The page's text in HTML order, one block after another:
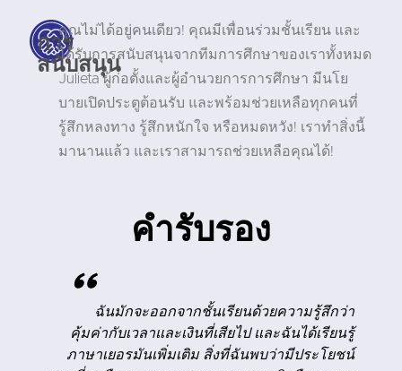
การ
สนับสนุน
คุณไม่ได้อยู่คนเดียว! คุณมีเพื่อนร่วมชั้นเรียน และ
ได้รับการสนับสนุนจากทีมการศึกษาของเราทั้งหมด
Julieta ผู้ก่อตั้งและผู้อำนวยการการศึกษา มีนโย
บายเปิดประตูต้อนรับ และพร้อมช่วยเหลือทุกคนที่
รู้สึกหลงทาง รู้สึกหนักใจ หรือหมดหวัง! เราทำสิ่งนี้
มานานแล้ว และเราสามารถช่วยเหลือคุณได้!
คำรับรอง
" ฉันมักจะออกจากชั้นเรียนด้วยความรู้สึกว่า
คุ้มค่ากับเวลาและเงินที่เสียไป และฉันได้เรียนรู้
ภาษาเยอรมันเพิ่มเติม สิ่งที่ฉันพบว่ามีประโยชน์